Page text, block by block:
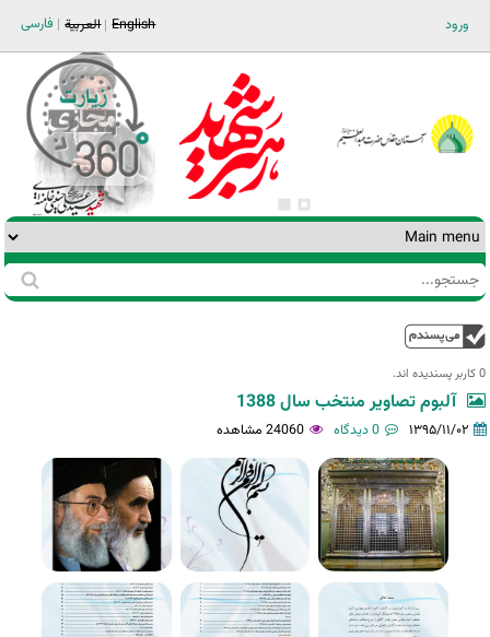
ورود فارسی العربية English
فرم
جستجو
جستجو
0 کاربر پسندیده اند.‎
آلبوم تصاویر منتخب سال 1388
۱۳۹۵/۱۱/۰۲ 0 دیدگاه 24060 مشاهده